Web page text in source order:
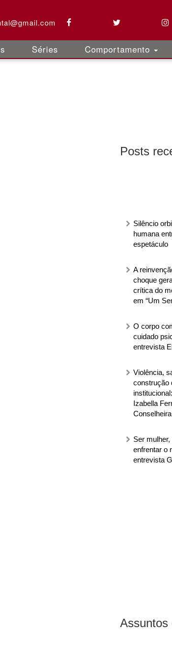
Séries Comportamento
Posts
Silêncio
humana
espetáculo
A
choque
crítica do
em “Um
O corpo
cuidado
entrevista
Violência,
construção
Izabella
Ser
enfrentar o
entrevista
Assuntos